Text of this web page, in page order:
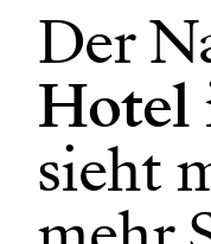
Der
Hotel
sieht